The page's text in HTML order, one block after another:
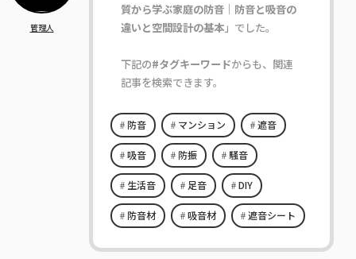
管理人
質から学ぶ家庭の防音｜防音と吸音の
違いと空間設計の基本」でした。
下記の#タグキーワードからも、関連
記事を検索できます。
防音 マンション 遮音
吸音 防振 騒音
生活音 足音 DIY
防音材 吸音材 遮音シート